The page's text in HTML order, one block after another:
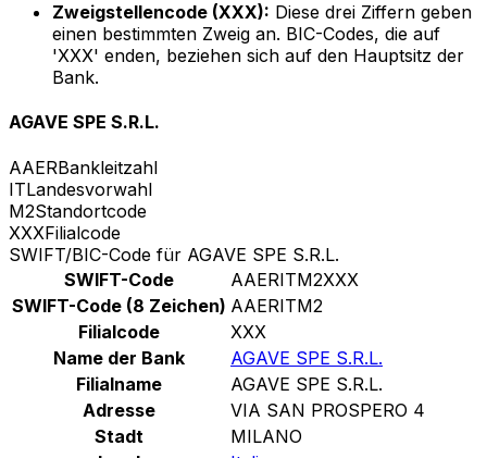
Zweigstellencode (XXX): Diese drei Ziffern geben
einen bestimmten Zweig an. BIC-Codes, die auf
'XXX' enden, beziehen sich auf den Hauptsitz der
Bank.
AGAVE SPE S.R.L.
AAERBankleitzahl
ITLandesvorwahl
M2Standortcode
XXXFilialcode
SWIFT/BIC-Code für AGAVE SPE S.R.L.
SWIFT-Code
AAERITM2XXX
SWIFT-Code (8 Zeichen) AAERITM2
Filialcode
XXX
Name der Bank
AGAVE SPE S.R.L.
Filialname
AGAVE SPE S.R.L.
Adresse
VIA SAN PROSPERO 4
Stadt
MILANO